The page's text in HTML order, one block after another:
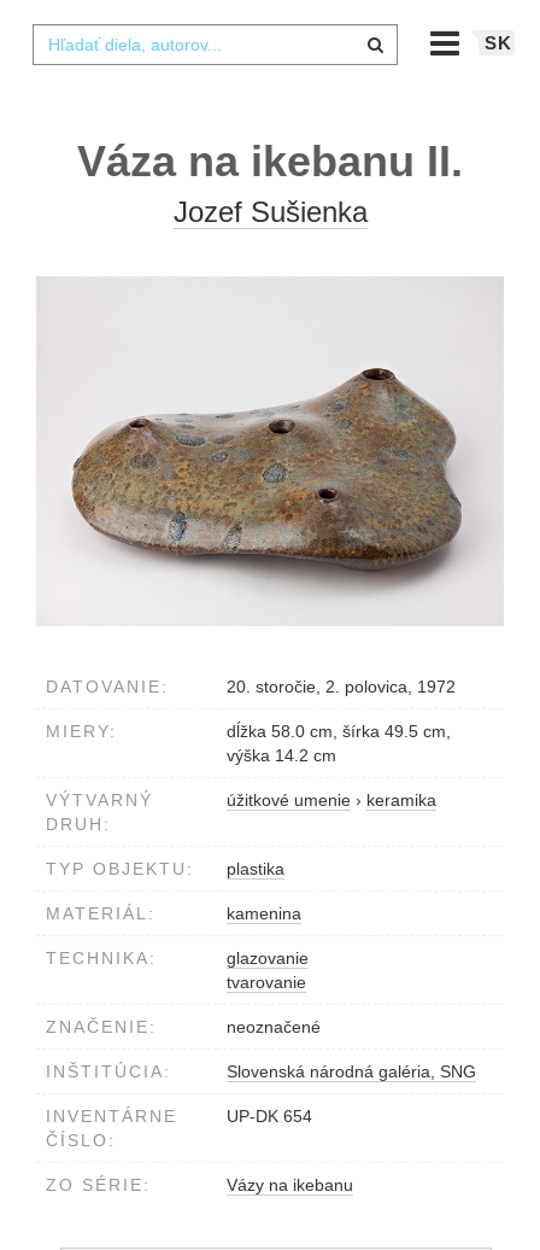
SK
Váza na ikebanu II.
Jozef Sušienka
DATOVANIE: 20. storočie, 2. polovica, 1972
MIERY:
dĺžka 58.0 cm, šírka 49.5 cm,
výška 14.2 cm
VÝTVARNÝ
DRUH:
úžitkové umenie › keramika
TYP OBJEKTU: plastika
MATERIÁL: kamenina
TECHNIKA:
glazovanie
tvarovanie
ZNAČENIE: neoznačené
INŠTITÚCIA: Slovenská národná galéria, SNG
INVENTÁRNE
ČÍSLO:
UP-DK 654
ZO SÉRIE: Vázy na ikebanu